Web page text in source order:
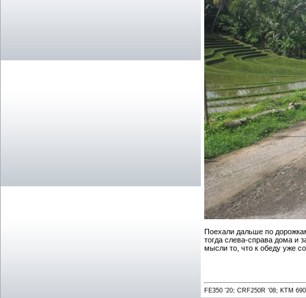
Поехали дальше по
тогда слева-справа дома и
мысли то, что к обеду уже
FE350 '20; CRF250R '08; KTM